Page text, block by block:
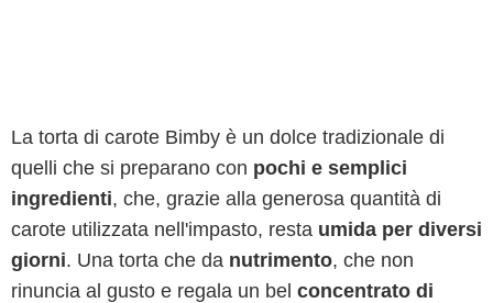
La torta di carote Bimby è un dolce tradizionale di
quelli che si preparano con pochi e semplici
ingredienti, che, grazie alla generosa quantità di
carote utilizzata nell'impasto, resta umida per diversi
giorni. Una torta che da nutrimento, che non
rinuncia al gusto e regala un bel concentrato di